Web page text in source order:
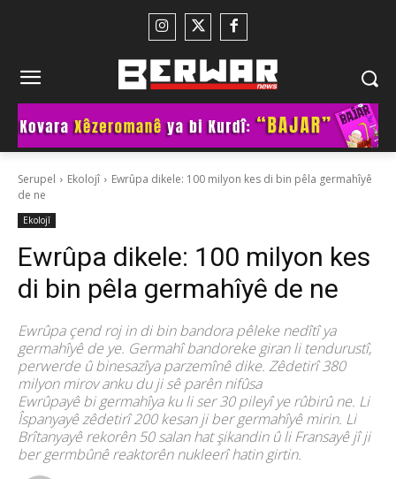
Serupel Ekolojî
Ewrûpa dikele: 100 milyon kes di bin pêla germahîyê
de ne
Ekolojî
Ewrûpa dikele: 100 milyon kes
di bin pêla germahîyê de ne
Ewrûpa çend roj in di bin bandora pêleke nedîtî ya
germahîyê de ye. Germahî bandoreke giran li tendurustî,
perwerde û binesazîya parzemînê dike. Zêdetirî 380
milyon mirov anku du ji sê parên nifûsa
Ewrûpayê bi germahîya ku li ser 30 pileyî ye rûbirû ne. Li
Îspanyayê zêdetirî 200 kesan ji ber germahîyê mirin. Li
Brîtanyayê rekorên 50 salan hat şikandin û li Fransayê jî ji
ber germbûnê reaktorên nukleerî hatin girtin.